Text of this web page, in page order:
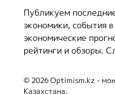
Публикуем
экономики, события
экономические
рейтинги и обзоры.
© 2026 Optimism.kz -
Казахстана.